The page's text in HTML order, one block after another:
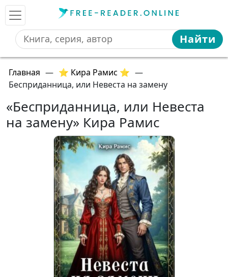
Найти
Главная — ⭐ Кира Рамис ⭐ —
Бесприданница, или Невеста на замену
«Бесприданница, или Невеста
на замену» Кира Рамис